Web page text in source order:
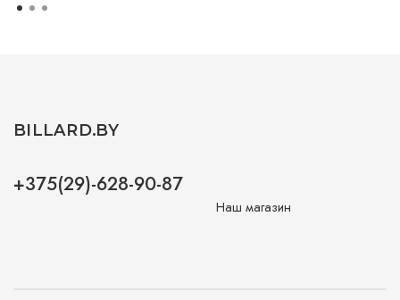
BILLARD.BY
+375(29)-628-90-87
Наш магазин